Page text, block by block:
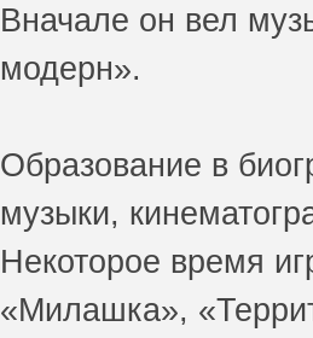
Вначале он вел
модерн».
Образование в
музыки,
Некоторое время
«Милашка»,